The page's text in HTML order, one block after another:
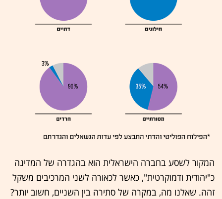
המקור לשסע בחברה הישראלית הוא בהגדרה של המדינה
כ"יהודית ודמוקרטית", כאשר לכאורה לשני המרכיבים משקל
זהה. שאלנו מה, במקרה של סתירה בין השניים, חשוב יותר?